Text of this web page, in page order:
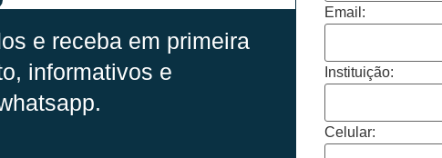
e receba em primeira
informativos e
Email:
Instituição:
Celular: